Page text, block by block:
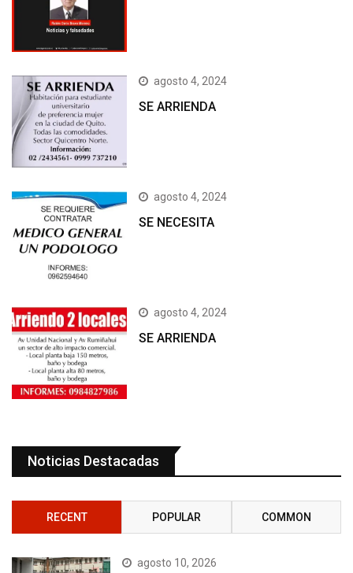
agosto 4, 2024
SE ARRIENDA
agosto 4, 2024
SE NECESITA
agosto 4, 2024
SE ARRIENDA
Noticias Destacadas
RECENT POPULAR COMMON
agosto 10, 2026